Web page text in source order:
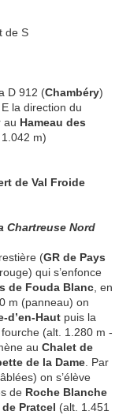
de S
D 912 (Chambéry)
la direction du
au Hameau des
1.042 m)
de Val Froide
Chartreuse Nord
(GR de Pays
qui s’enfonce
de Fouda Blanc , en
m (panneau) on
d’en-Haut puis la
(alt. 1.280 m -
au Chalet de
de la Dame . Par
on s’élève
de Roche Blanche
de Pratcel (alt. 1.451